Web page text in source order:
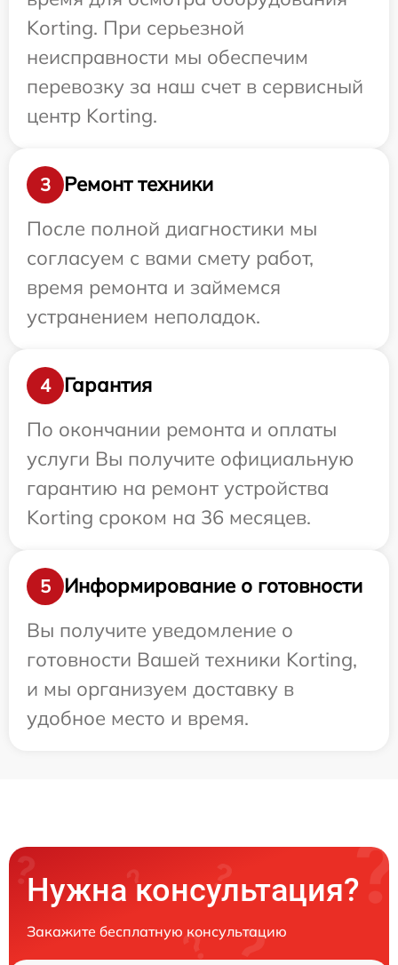
Korting. При серьезной
неисправности мы обеспечим
перевозку за наш счет в сервисный
центр Korting.
3
Ремонт техники
После полной диагностики мы
согласуем с вами смету работ,
время ремонта и займемся
устранением неполадок.
4
Гарантия
По окончании ремонта и оплаты
услуги Вы получите официальную
гарантию на ремонт устройства
Korting сроком на 36 месяцев.
5
Информирование о готовности
Вы получите уведомление о
готовности Вашей техники Korting,
и мы организуем доставку в
удобное место и время.
Нужна консультация?
Закажите бесплатную консультацию